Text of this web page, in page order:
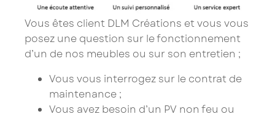
Vous êtes client DLM Créations et vous vous
posez une question sur le fonctionnement
d’un de nos meubles ou sur son entretien ;
Vous vous interrogez sur le contrat de
maintenance ;
Vous avez besoin d’un PV non feu ou